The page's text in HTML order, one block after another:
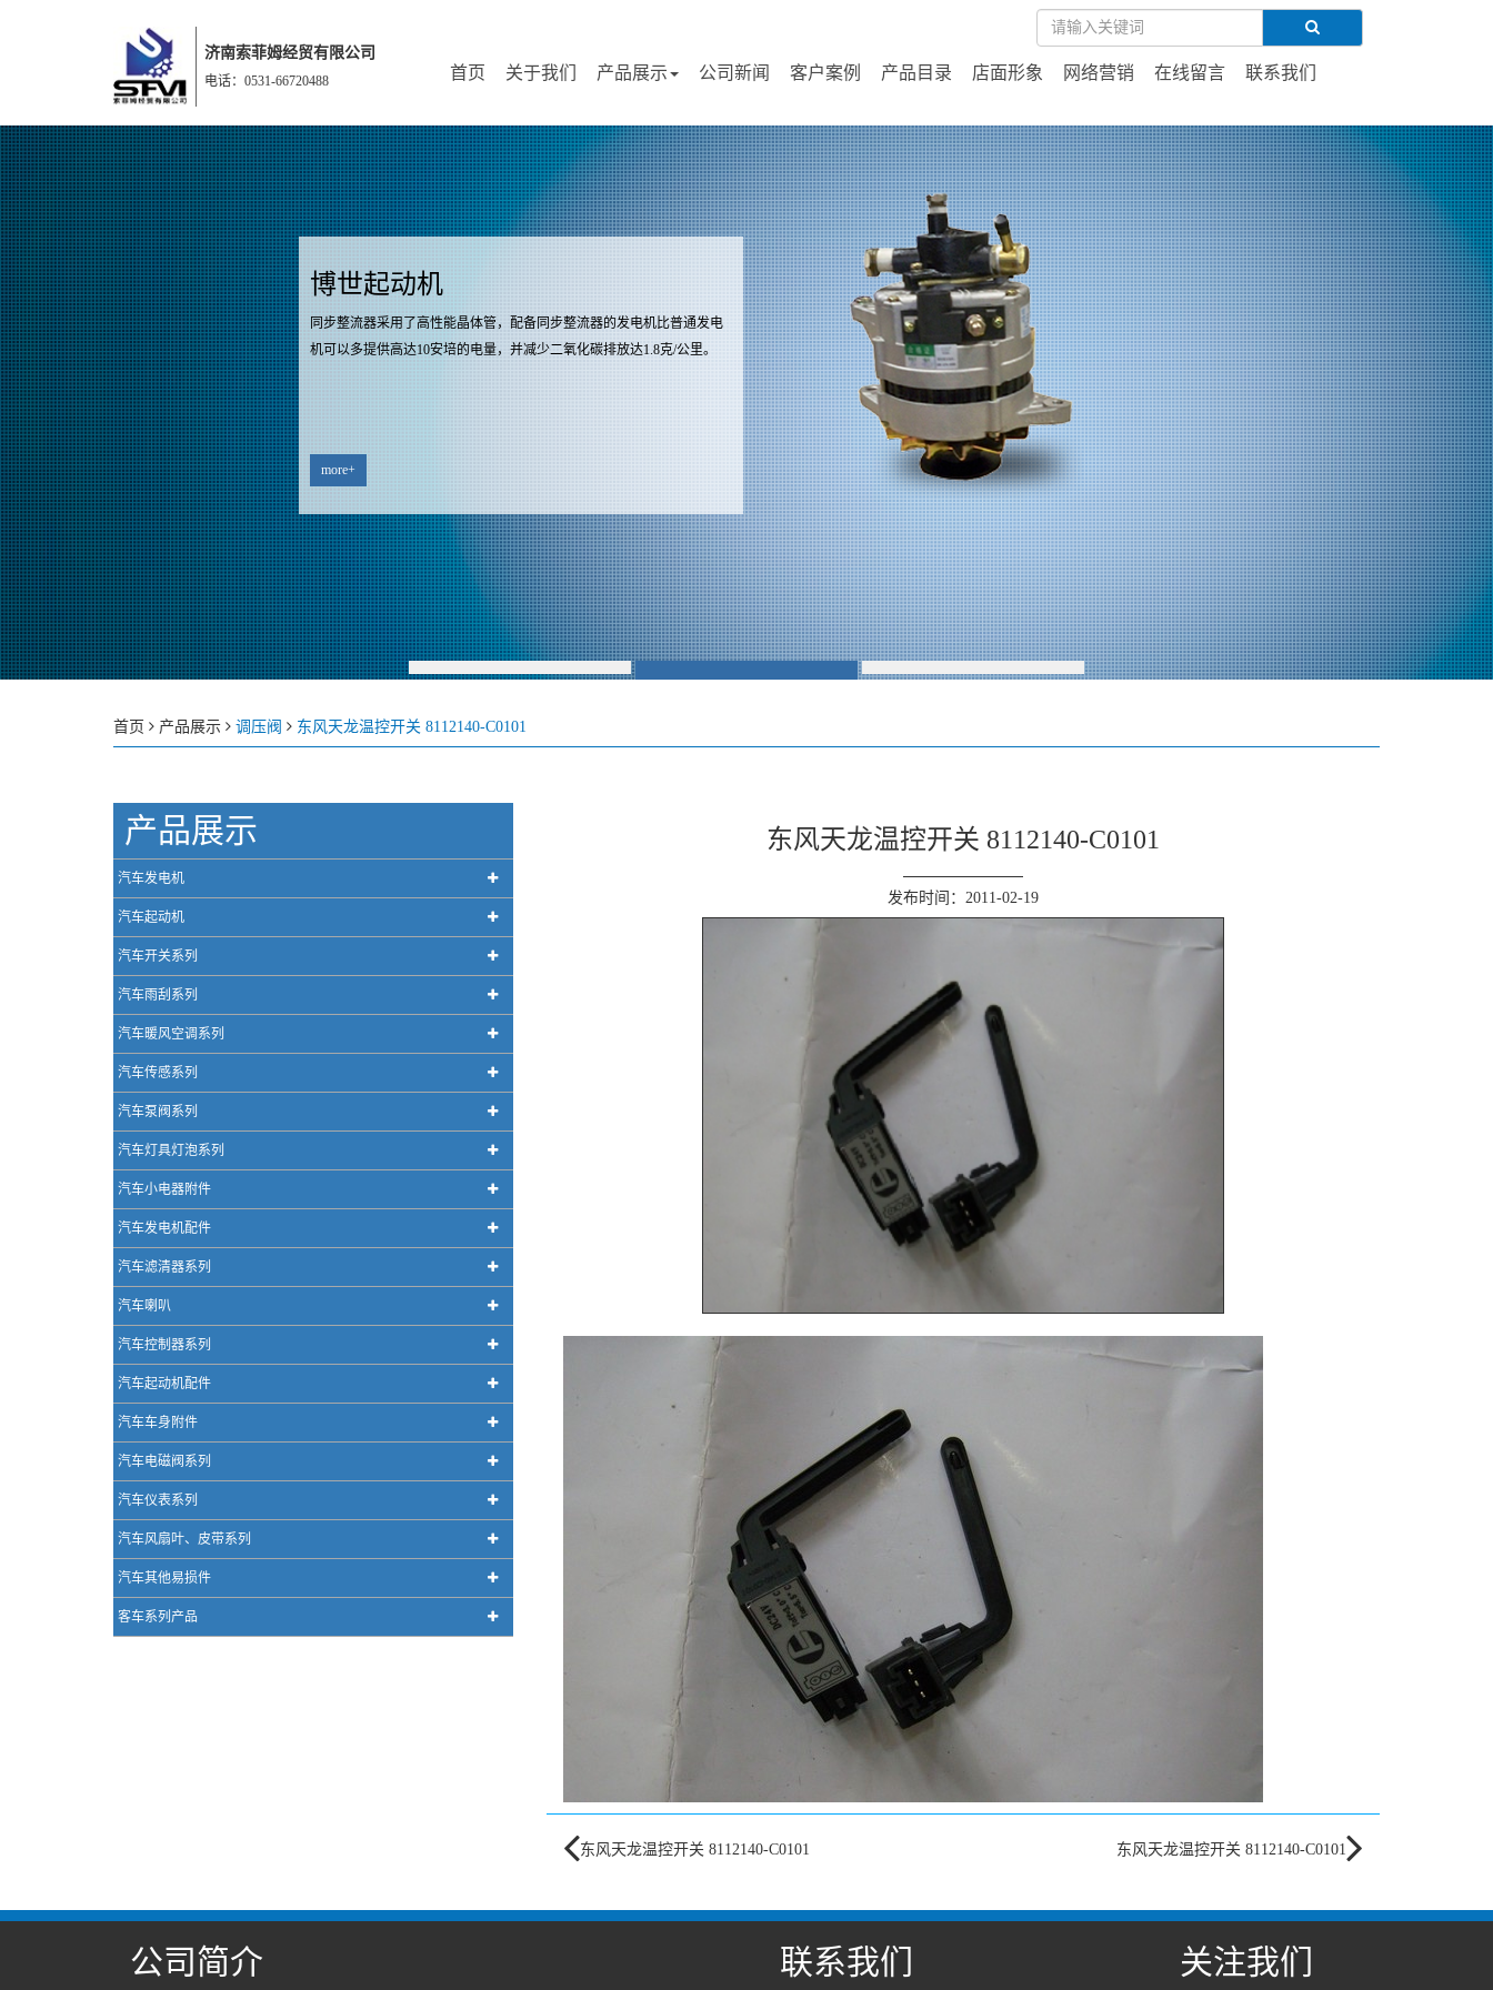
济南索菲姆经贸有限公司
电话：0531-66720488 首页 关于我们 产品展示 公司新闻 客户案例 产品目录 店面形象 网络营销 在线留言 联系我们
博世起动机
同步整流器采用了高性能晶体管，配备同步整流器的发电机比普通发电
机可以多提供高达10安培的电量，并减少二氧化碳排放达1.8克/公里。
more+
首页 产品展示 调压阀 东风天龙温控开关 8112140-C0101
产品展示
汽车发电机
汽车起动机
汽车开关系列
汽车雨刮系列
汽车暖风空调系列
汽车传感系列
汽车泵阀系列
汽车灯具灯泡系列
汽车小电器附件
汽车发电机配件
汽车滤清器系列
汽车喇叭
汽车控制器系列
汽车起动机配件
汽车车身附件
汽车电磁阀系列
汽车仪表系列
汽车风扇叶、皮带系列
汽车其他易损件
客车系列产品
东风天龙温控开关 8112140-C0101
发布时间：2011-02-19
东风天龙温控开关 8112140-C0101 东风天龙温控开关 8112140-C0101
公司简介 联系我们 关注我们